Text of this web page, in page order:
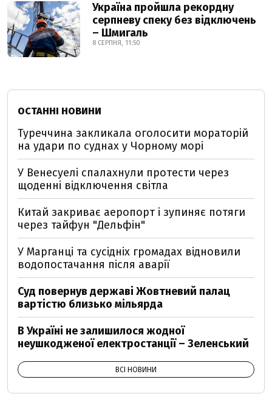
Україна пройшла рекордну
серпневу спеку без відключень
– Шмигаль
8 СЕРПНЯ, 11:50
ОСТАННІ НОВИНИ
Туреччина закликала оголосити мораторій
на удари по суднах у Чорному морі
У Венесуелі спалахнули протести через
щоденні відключення світла
Китай закриває аеропорт і зупиняє потяги
через тайфун "Дельфін"
У Марганці та сусідніх громадах відновили
водопостачання після аварії
Суд повернув державі Жовтневий палац
вартістю близько мільярда
В Україні не залишилося жодної
неушкодженої електростанції – Зеленський
ВСІ НОВИНИ